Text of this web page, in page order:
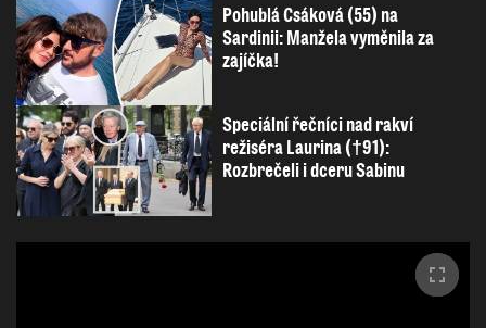
Pohublá Csáková (55) na
Sardinii: Manžela vyměnila za
zajíčka!
Speciální řečníci nad rakví
režiséra Laurina (†91):
Rozbrečeli i dceru Sabinu